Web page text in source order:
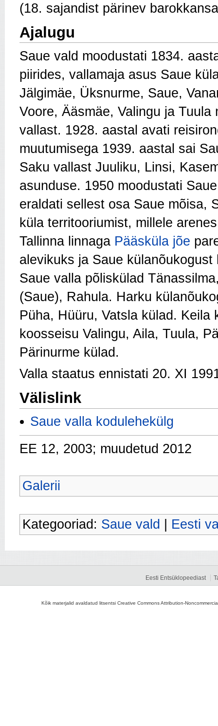
(18. sajandist pärinev
Ajalugu
Saue vald moodustati 1834.
piirides, vallamaja asus Saue
Jälgimäe, Üksnurme, Saue,
Voore, Ääsmäe, Valingu ja
vallast. 1928. aastal avati
muutumisega 1939. aastal sai
Saku vallast Juuliku, Linsi,
asunduse. 1950 moodustati
eraldati sellest osa Saue mõisa,
küla territooriumist, millele
Tallinna linnaga Pääsküla jõe
alevikuks ja Saue
Saue valla põliskülad
(Saue), Rahula. Harku
Püha, Hüüru, Vatsla külad.
koosseisu Valingu, Aila, Tuula,
Pärinurme külad.
Valla staatus ennistati 20. XI
Välislink
Saue valla kodulehekülg
EE 12, 2003; muudetud 2012
Galerii
Kategooriad: Saue vald Eesti
Eesti Entsüklopeediast
Kõik materjalid avaldatud litsentsi Creative Commons Attribution-